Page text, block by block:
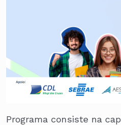
Programa consiste na